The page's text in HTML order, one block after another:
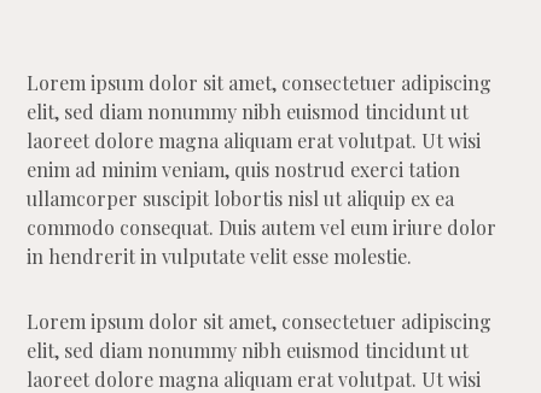
Lorem ipsum dolor sit amet, consectetuer adipiscing
elit, sed diam nonummy nibh euismod tincidunt ut
laoreet dolore magna aliquam erat volutpat. Ut wisi
enim ad minim veniam, quis nostrud exerci tation
ullamcorper suscipit lobortis nisl ut aliquip ex ea
commodo consequat. Duis autem vel eum iriure dolor
in hendrerit in vulputate velit esse molestie.
Lorem ipsum dolor sit amet, consectetuer adipiscing
elit, sed diam nonummy nibh euismod tincidunt ut
laoreet dolore magna aliquam erat volutpat. Ut wisi